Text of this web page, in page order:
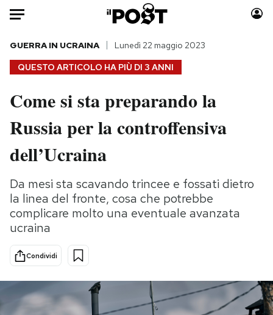
Auto
HOME
Italia
Politica
Tecnologia
Scienza
Cultura
Economia
Sport
Moda
Consumismi
Media
Europa
PODCAST
QUESTO ARTICOLO HA PIÙ DI 3 ANNI
GUERRA IN UCRAINA Lunedì 22 maggio 2023
Come si sta preparando la
Russia per la controffensiva
dell’Ucraina
Da mesi sta scavando trincee e fossati dietro
la linea del fronte, cosa che potrebbe
complicare molto una eventuale avanzata
ucraina
Condividi